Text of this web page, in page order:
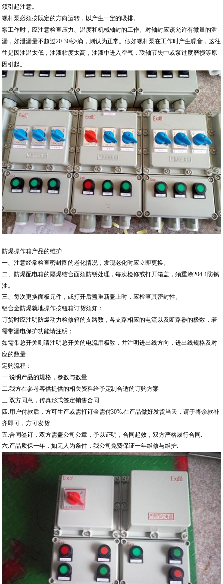
须引起注意。
螺杆泵必须按既定的方向运转，以产生一定的吸排。
泵工作时，应注意检查压力、温度和机械轴封的工作。对轴封应该允许有微量的泄
漏，如泄漏量不超过20-30秒/滴，则认为正常。假如螺杆泵在工作时产生噪音，这往
往是因油温太低，油液粘度太高，油液中进入空气，联轴节失中或泵过度磨损等原
因引起。
防爆操作箱产品的维护
一、注意经常检查密封圈的老化情况，发现老化时应立即更换。
二、防爆配电箱的隔爆结合面须防锈处理，每次检修或打开箱盖，须重涂204-1防锈
油。
三、每次更换面板元件，或打开后盖重新盖上时，应检查其密封性。
铝合金防爆就地操作按钮箱订货须知：
订货时应注明防爆动力检修箱的支路数，各支路相应的电流以及断路器的极数，若
需带漏电保护功能请注明；
如需带总开关则请注明总开关的电流用极数，并注明进出线方向，进出线规格及对
应的数量
定购流程：
一.说明产品的规格，参数与数量
二.我方在参考客供提供的相关资料给予定制合适的订购方案
三.双方同意，传真形式签定销售合同
四.用户付款后，方可生产或需打订金需付30%.在产品做好发货当天，请于将余款补
齐即可，方可发货.
五.合同签订，双方需盖公司公章，予以证明，合同起效，双方严格履行合同.
六.产品质保一年，如无人为条件，我公司免费保证一年维修与维护.